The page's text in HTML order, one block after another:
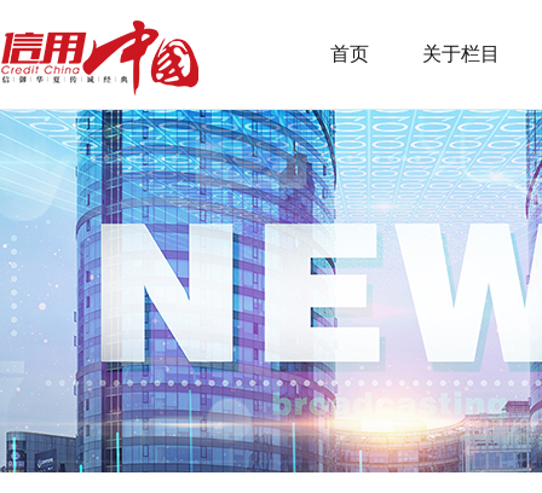
首页 关于栏目